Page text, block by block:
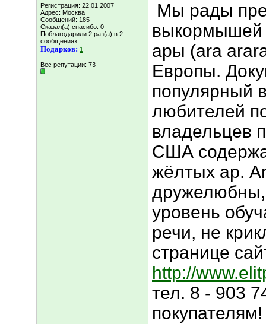
Регистрация: 22.01.2007
Адрес: Москва
Сообщений: 185
Сказал(а) спасибо: 0
Поблагодарили 2 раз(а) в 2
сообщениях
Подарков: 1
Вес репутации: 73
Мы рады
выкормышей
ары (ara
Европы.
популярный
любителей
владельцев
США
жёлтых ар.
дружелюбны,
уровень
речи, не
странице
http://
тел. 8 - 903